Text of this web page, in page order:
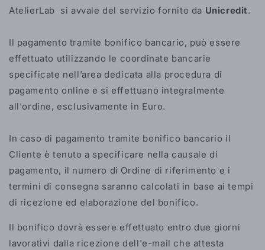
AtelierLab si avvale del servizio fornito da Unicredit.
Il pagamento tramite bonifico bancario, può essere
effettuato utilizzando le coordinate bancarie
specificate nell’area dedicata alla procedura di
pagamento online e si effettuano integralmente
all'ordine, esclusivamente in Euro.
In caso di pagamento tramite bonifico bancario il
Cliente è tenuto a specificare nella causale di
pagamento, il numero di Ordine di riferimento e i
termini di consegna saranno calcolati in base ai tempi
di ricezione ed elaborazione del bonifico.
Il bonifico dovrà essere effettuato entro due giorni
lavorativi dalla ricezione dell'e-mail che attesta